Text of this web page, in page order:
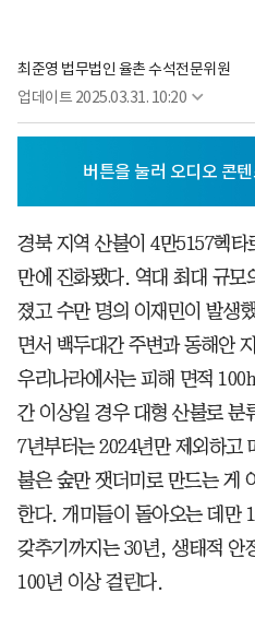
최준영 법무법인 율촌 수석전문위원
업데이트 2025.03.31. 10:20
경북 지역 산불이 4만5157헥
만에 진화됐다. 역대 최대 규모
졌고 수만 명의 이재민이 발생
면서 백두대간 주변과 동해안
우리나라에서는 피해 면적
간 이상일 경우 대형 산불로 분
7년부터는 2024년만 제외하고
불은 숲만 잿더미로 만드는 게
한다. 개미들이 돌아오는 데만
갖추기까지는 30년, 생태적 안
100년 이상 걸린다.